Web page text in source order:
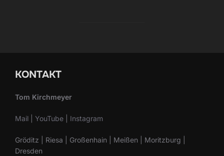
KONTAKT
Tom Kirchmeyer
Mail YouTube Instagram
Gröditz | Riesa | Großenhain | Meißen | Moritzburg |
Dresden